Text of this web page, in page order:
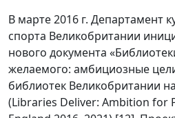
В марте 2016 г. Департамент
спорта Великобритании
нового документа
желаемого: амбициозные
библиотек Великобритании на
(Libraries Deliver: Ambition for